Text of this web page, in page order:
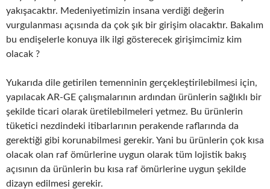
yakışacaktır. Medeniyetimizin insana verdiği değerin
vurgulanması açısında da çok şık bir girişim olacaktır. Bakalım
bu endişelerle konuya ilk ilgi gösterecek girişimcimiz kim
olacak ?
Yukarıda dile getirilen temenninin gerçekleştirilebilmesi için,
yapılacak AR-GE çalışmalarının ardından ürünlerin sağlıklı bir
şekilde ticari olarak üretilebilmeleri yetmez. Bu ürünlerin
tüketici nezdindeki itibarlarının perakende raflarında da
gerektiği gibi korunabilmesi gerekir. Yani bu ürünlerin çok kısa
olacak olan raf ömürlerine uygun olarak tüm lojistik bakış
açısının da ürünlerin bu kısa raf ömürlerine uygun şekilde
dizayn edilmesi gerekir.